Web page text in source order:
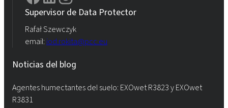
Supervisor de Data Protector
Rafał Szewczyk
email: iod.rokita@pcc.eu
Noticias del blog
Agentes humectantes del suelo: EXOwet R3823 y EXOwet
R3831